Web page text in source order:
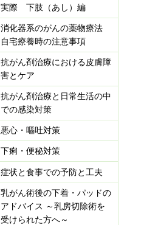
実際 下肢（あし）編
消化器系のがんの薬物療法
自宅療養時の注意事項
抗がん剤治療における皮膚障
害とケア
抗がん剤治療と日常生活の中
での感染対策
悪心・嘔吐対策
下痢・便秘対策
症状と食事での予防と工夫
乳がん術後の下着・パッドの
アドバイス ～乳房切除術を
受けられた方へ～